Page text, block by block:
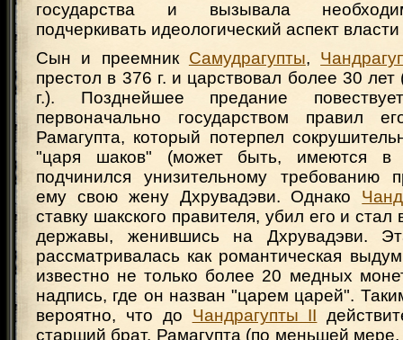
государства и вызывала
подчеркивать идеологический аспект
Сын и преемник Самудрагупты,
престол в 376 г. и царствовал более 30
г.). Позднейшее предание
первоначально государством правил
Рамагупта, который потерпел
"царя шаков" (может быть, имеются
подчинился унизительному требованию
ему свою жену Дхрувадэви. Однако
ставку шакского правителя, убил его и стал
державы, женившись на Дхрувадэви.
рассматривалась как романтическая
известно не только более 20 медных
надпись, где он назван "царем царей".
вероятно, что до Чандрагупты II
старший брат, Рамагупта (по меньшей